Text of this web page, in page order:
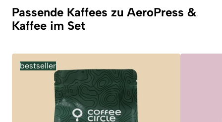
Passende Kaffees zu AeroPress &
Kaffee im Set
bestseller